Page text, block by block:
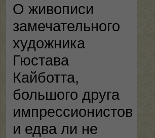
О живописи
замечательного
художника
Гюстава
Кайботта,
большого друга
импрессионистов
и едва ли не